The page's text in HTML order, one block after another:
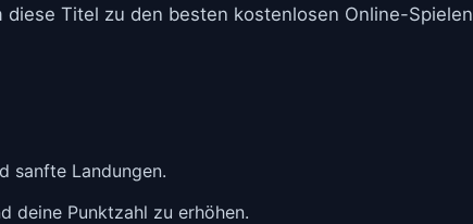
Titel zu den besten kostenlosen Online-Spielen
sanfte Landungen.
deine Punktzahl zu erhöhen.